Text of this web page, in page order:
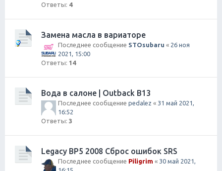
Ответы: 4
Замена масла в вариаторе
Последнее сообщение STOsubaru « 26 ноя
2021, 15:00
Ответы: 14
Вода в салоне | Outback B13
Последнее сообщение pedalez « 31 май 2021,
16:52
Ответы: 3
Legacy BP5 2008 Сброс ошибок SRS
Последнее сообщение Piligrim « 30 май 2021,